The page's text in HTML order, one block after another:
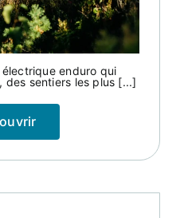
enduro qui
des sentiers les plus [...]